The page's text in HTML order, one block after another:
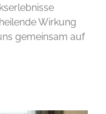
Wirkung
gemeinsam auf